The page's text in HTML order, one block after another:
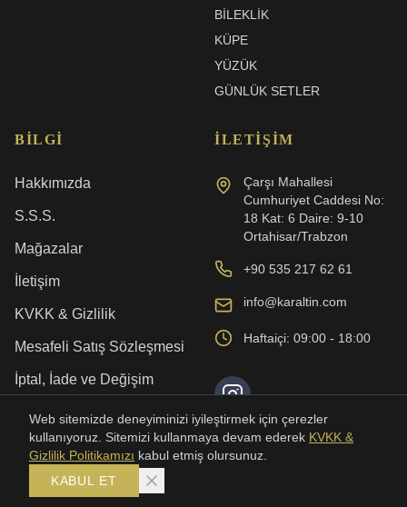
BİLEKLİK
KÜPE
YÜZÜK
GÜNLÜK SETLER
BILGI
Hakkımızda
S.S.S.
Mağazalar
İletişim
KVKK & Gizlilik
Mesafeli Satış Sözleşmesi
İptal, İade ve Değişim
Kargo ve Teslimat
İLETIŞIM
Çarşı Mahallesi
Cumhuriyet Caddesi No:
18 Kat: 6 Daire: 9-10
Ortahisar/Trabzon
+90 535 217 62 61
info@karaltin.com
Haftaiçi: 09:00 - 18:00
2026Karaltın. Tüm Hakları Saklıdır.
Web sitemizde deneyiminizi iyileştirmek için çerezler
kullanıyoruz. Sitemizi kullanmaya devam ederek KVKK &
Gizlilik Politikamızı kabul etmiş olursunuz.
KABUL ET